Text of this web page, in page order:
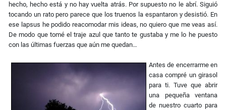
hecho, hecho está y no hay vuelta atrás. Por supuesto no le abrí. Siguió
tocando un rato pero parece que los truenos la espantaron y desistió. En
ese lapsus he podido reacomodar mis ideas, no quiero que me veas así.
De modo que tomé el traje azul que tanto te gustaba y me lo he puesto
con las últimas fuerzas que aún me quedan…
Antes de encerrarme en
casa compré un girasol
para ti. Tuve que abrir
una pequeña ventana
de nuestro cuarto para